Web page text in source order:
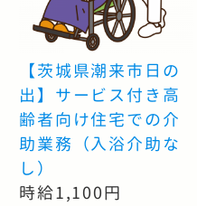
【茨城県潮来市日の
出】サービス付き高
齢者向け住宅での介
助業務（入浴介助な
し）
時給1,100円